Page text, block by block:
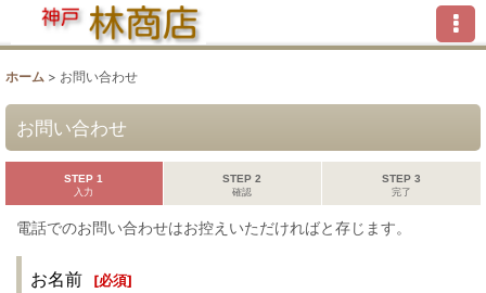
ホーム > お問い合わせ
お問い合わせ
STEP 1
入力
STEP 2
確認
STEP 3
完了
電話でのお問い合わせはお控えいただければと存じます。
お名前 [必須]